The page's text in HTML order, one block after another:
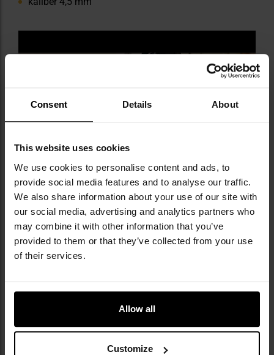
Consent Details About
This website uses cookies
We use cookies to personalise content and ads, to
provide social media features and to analyse our traffic.
We also share information about your use of our site with
our social media, advertising and analytics partners who
may combine it with other information that you’ve
provided to them or that they’ve collected from your use
of their services.
Allow all
Customize
Materiały dodatkowe
Instrukcja obsługi
Informacja o producencie i bezpieczeństwo